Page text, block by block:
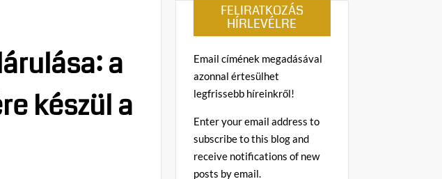
a
készül a
FELIRATKOZÁS
HÍRLEVÉLRE
Email címének megadásával
azonnal értesülhet
legfrissebb híreinkről!
Enter your email address to
subscribe to this blog and
receive notifications of new
posts by email.